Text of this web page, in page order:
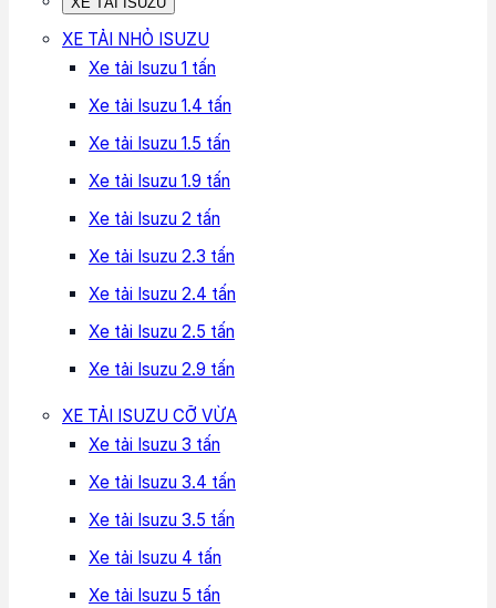
XE TẢI NHỎ ISUZU
Xe tải Isuzu 1 tấn
Xe tải Isuzu 1.4 tấn
Xe tải Isuzu 1.5 tấn
Xe tải Isuzu 1.9 tấn
Xe tải Isuzu 2 tấn
Xe tải Isuzu 2.3 tấn
Xe tải Isuzu 2.4 tấn
Xe tải Isuzu 2.5 tấn
Xe tải Isuzu 2.9 tấn
XE TẢI ISUZU CỠ VỪA
Xe tải Isuzu 3 tấn
Xe tải Isuzu 3.4 tấn
Xe tải Isuzu 3.5 tấn
Xe tải Isuzu 4 tấn
Xe tải Isuzu 5 tấn